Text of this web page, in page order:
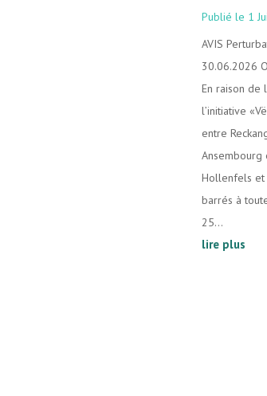
1
AVIS
30.06.2026
En raison de
l’initiative
entre
Ansembourg
Hollenfels et
barrés à
25...
lire plus